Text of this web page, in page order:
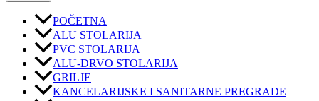
POČETNA
ALU STOLARIJA
PVC STOLARIJA
ALU-DRVO STOLARIJA
GRILJE
KANCELARIJSKE I SANITARNE PREGRADE